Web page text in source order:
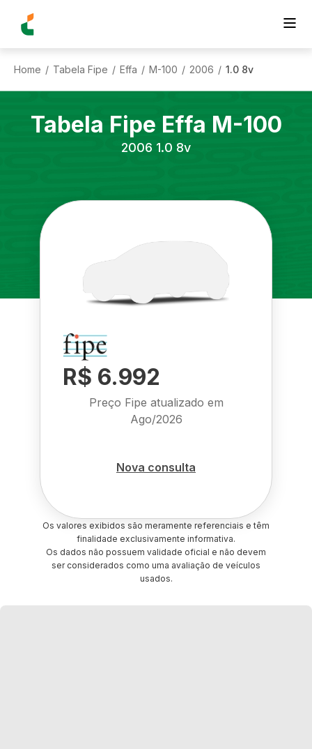
Home / Tabela Fipe / Effa / M-100 / 2006 / 1.0 8v
Tabela Fipe Effa M-100
2006 1.0 8v
R$ 6.992
Preço Fipe atualizado em
Ago/2026
Nova consulta
Os valores exibidos são meramente referenciais e têm
finalidade exclusivamente informativa.
Os dados não possuem validade oficial e não devem
ser considerados como uma avaliação de veículos
usados.